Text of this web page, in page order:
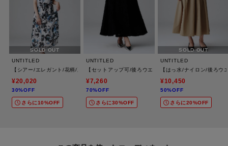
・裏地あり
※こちらの商品はやや透け感があります。
※照明の関係により、実際よりも色味が違って見える場合があります。ま
た、パソコン・スマートフォンなどの環境により、若干製品と画像のカラー
が異なる場合もございます。
SOLD OUT
UNTITLED
【シアー/エレガント/花柄/夏ワンピ】ペイントフラワーワンピース
¥20,020
30%OFF
さらに10%OFF
UNTITLED
【セットアップ可/後ろウエストゴム】フェザーマーメイ
¥7,260
70%OFF
さらに30%OFF
SOLD OUT
UNTITLED
【はっ水/ナイロン/後ろウ
¥10,450
50%OFF
さらに20%OFF